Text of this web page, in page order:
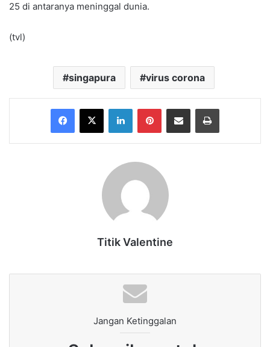
25 di antaranya meninggal dunia.
(tvl)
singapura virus corona
Facebook
X LinkedInPinterestShare via Email Print
Titik Valentine
Jangan Ketinggalan